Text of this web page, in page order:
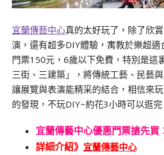
宜蘭傳藝中心真的太好玩了，除了欣
演，還有超多DIY體驗，寓教於樂超適
門票150元，6歲以下免費，特別是這
三街、三建築」，將傳統工藝、民藝
讓展覽與表演能精采的結合，相信來
的發現，不玩DIY~約花3小時可以逛完
宜蘭傳藝中心優惠門票搶先買
詳細介紹》 宜蘭傳藝中心